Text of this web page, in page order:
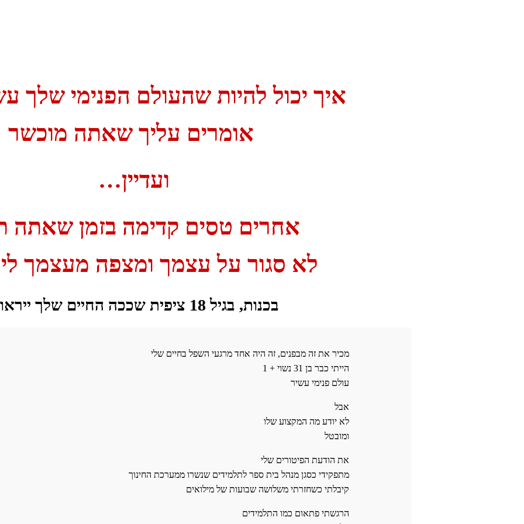
איך יכול להיות שהעולם הפנימי שלך
אומרים עליך שאתה מוכשר
ועדיין…
אחרים טסים קדימה בזמן שאתה
לא סגור על עצמך ומצפה מעצמך
בכנות, בגיל 18 ציפית שככה החיים שלך ייראו?
מכיר את זה מבפנים, זה היה אחד מרגעי השפל בחיים שלי
הייתי כבר בן 31 נשוי + 1
עולם פנימי עשיר
אבל
לא יודע מה המקצוע שלו
ומובטל
את הודעת הפיטורים שלי
מתפקידי כסגן מנהל בית ספר לתלמידים שנשרו ממערכת החינוך
קיבלתי כשחזרתי משלושה שבועות של מילואים
הרגשתי פתאום כמו התלמידים